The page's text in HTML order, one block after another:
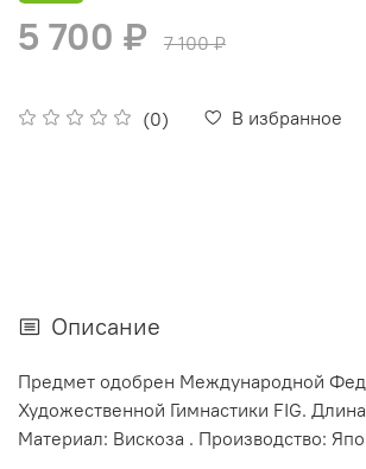
(0) В избранное
5 700 ₽ 7 100 ₽
Описание
Предмет одобрен Международной
Художественной Гимнастики FIG.
Материал: Вискоза . Производство: